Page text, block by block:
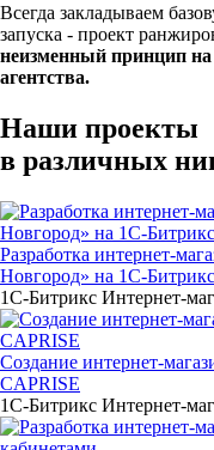
Всегда закладываем
запуска - проект
неизменный принцип
агентства.
Наши проекты
в различных
Разработка интернет-
Новгород» на 1С-Битрикс
1С-Битрикс Интернет-
Создание интернет-
CAPRISE
1С-Битрикс Интернет-